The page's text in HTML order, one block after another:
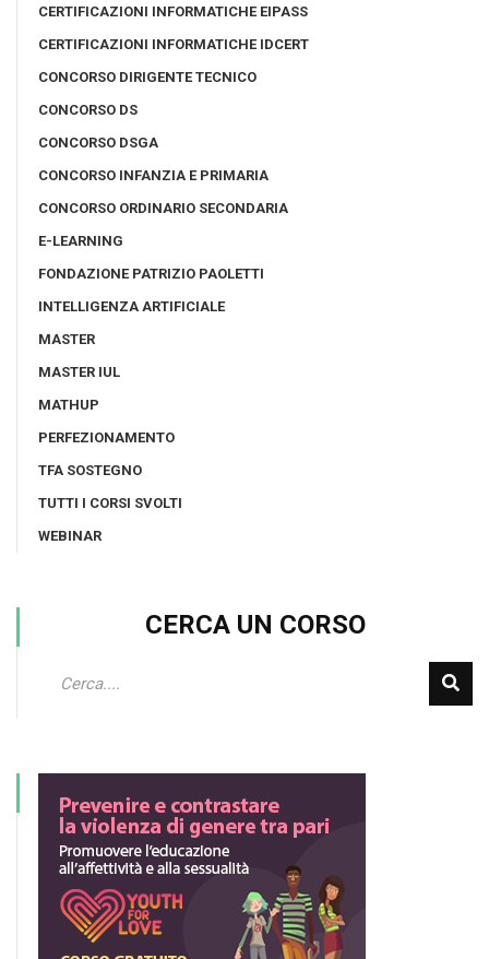
CERTIFICAZIONI INFORMATICHE EIPASS
CERTIFICAZIONI INFORMATICHE IDCERT
CONCORSO DIRIGENTE TECNICO
CONCORSO DS
CONCORSO DSGA
CONCORSO INFANZIA E PRIMARIA
CONCORSO ORDINARIO SECONDARIA
E-LEARNING
FONDAZIONE PATRIZIO PAOLETTI
INTELLIGENZA ARTIFICIALE
MASTER
MASTER IUL
MATHUP
PERFEZIONAMENTO
TFA SOSTEGNO
TUTTI I CORSI SVOLTI
WEBINAR
CERCA UN CORSO